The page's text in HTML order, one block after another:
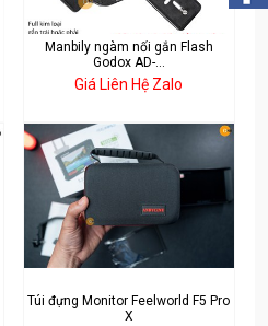
Manbily ngàm nối gắn Flash
Godox AD-...
Giá Liên Hệ Zalo
Túi đựng Monitor Feelworld F5 Pro
X